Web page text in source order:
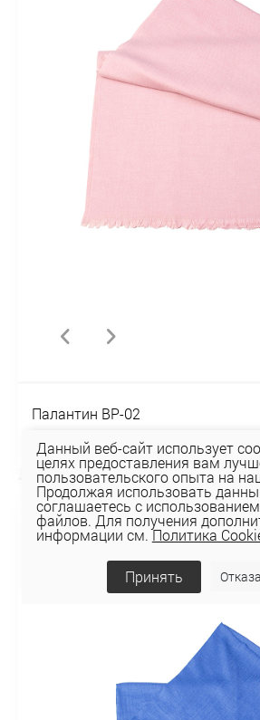
Палантин BP-02
39,06 руб
Данный веб-сайт использует
целях предоставления вам
пользовательского опыта на
Продолжая использовать
соглашаетесь с
файлов. Для получения
информации см.Политика
Принять